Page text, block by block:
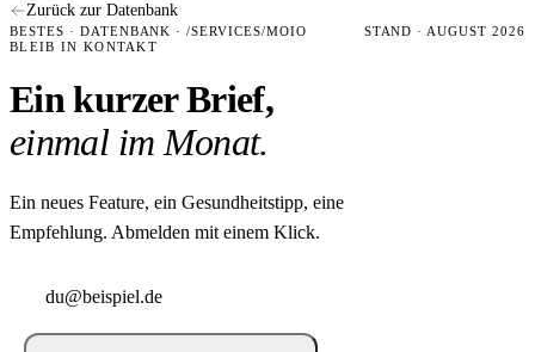
Zurück zur Datenbank
BESTES · DATENBANK · /SERVICES/MOIO
STAND · AUGUST 2026
BLEIB IN KONTAKT
Ein kurzer Brief,
einmal im Monat.
Ein neues Feature, ein Gesundheitstipp, eine
Empfehlung. Abmelden mit einem Klick.